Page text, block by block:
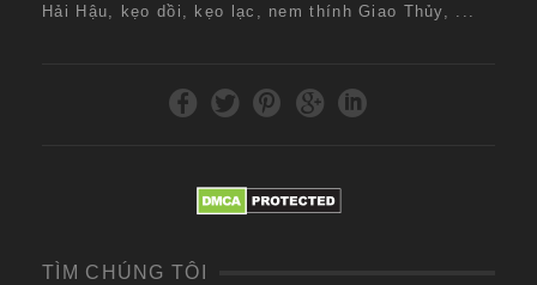
Hải Hậu, kẹo dồi, kẹo lạc, nem thính Giao Thủy, ...
TÌM CHÚNG TÔI